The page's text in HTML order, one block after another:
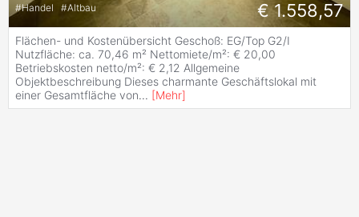
#Handel #Altbau € 1.558,57
Flächen- und Kostenübersicht Geschoß: EG/Top G2/I
Nutzfläche: ca. 70,46 m² Nettomiete/m²: € 20,00
Betriebskosten netto/m²: € 2,12 Allgemeine
Objektbeschreibung Dieses charmante Geschäftslokal mit
einer Gesamtfläche von... [Mehr]